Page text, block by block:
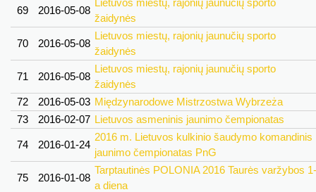
69 2016-05-08
Lietuvos miestų, rajonių jaunučių sporto
žaidynės
70 2016-05-08
Lietuvos miestų, rajonių jaunučių sporto
žaidynės
71 2016-05-08
Lietuvos miestų, rajonių jaunučių sporto
žaidynės
72
2016-05-03 Międzynarodowe Mistrzostwa Wybrzeża
73
2016-02-07 Lietuvos asmeninis jaunimo čempionatas
74 2016-01-24
2016 m. Lietuvos kulkinio šaudymo komandinis
jaunimo čempionatas PnG
75 2016-01-08
Tarptautinės POLONIA 2016 Taurės varžybos 1-
a diena